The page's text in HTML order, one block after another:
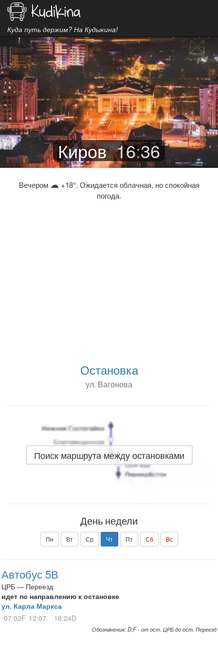
Куда путь держим? На Кудыкина!
Киров 16:36
Вечером ☁ +18°. Ожидается облачная, но спокойная
погода.
Остановка
ул. Вагонова
Поиск маршрута между остановками
День недели
Пн Вт Ср Чт Пт Сб Вс
Автобус 5В
ЦРБ — Переезд
идет по направлению к остановке
ул. Карла Маркса
07:02F 12:07 16:24D
Обозначения: D,F - от ост. ЦРБ до ост. Переезд